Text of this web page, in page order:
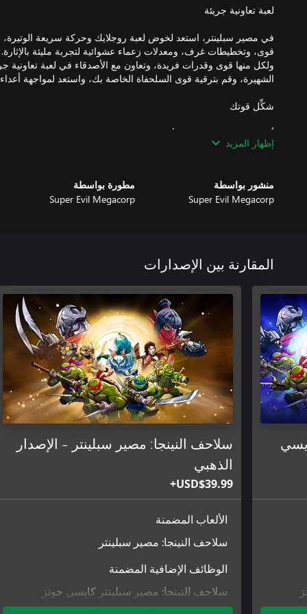
في مصير سبلينتر، استعد لخوض لعبة روجلايك وحركة سريعة الوتيرة،
قوى، وتخطيطات غرف، ومعدلات زعماء عشوائية لتجربة مليئة
ولكل منها قوى وقدرات فريدة، وتعاون مع الأصدقاء في لعبة تعاونية
أتقن قوى الماء والنار، والأوتروم والوحل، والضوء والظلام،
نُسخ فريدة وجريئة لسلاحفك. كما تجلب كل جولة تحديات وفرصًا
بفضل الإعدادات الإضافية وتحسينات التوازن والضبط لأجهزة الكمبيوتر،
منخرطًا في حلقة بوابة القتال، والتكيف، والتكرار. كن مستعدًا لاستعادة
إظهار المزيد
منشور بواسطة
Super Evil Megacorp
مطورة بواسطة
Super Evil Megacorp
المقارنة بين الإصدارات
سلاحف النينجا: مصير سبلينتر - الإصدار
الذهبي
USD$39.99+
الألعاب المضمنة
سلاحف النينجا: مصير سبلينتر
الوظائف الإضافية المضمنة
سلاحف النينجا: مصير سبلينتر كايسي جونز
وازدحام ساحة الخردة